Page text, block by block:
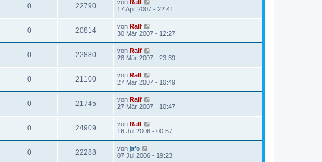
0 22790 von Ralf
17 Apr 2007 - 22:41
0 20814 von Ralf
30 Mär 2007 - 12:27
0 22880 von Ralf
28 Mär 2007 - 23:39
0 21100 von Ralf
27 Mär 2007 - 10:49
0 21745 von Ralf
27 Mär 2007 - 10:47
0 24909 von Ralf
16 Jul 2006 - 00:57
0 22288 von jafo
07 Jul 2006 - 19:23